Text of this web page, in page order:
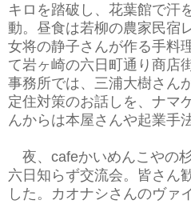
キロを踏破し、花葉館で汗
動。昼食は若柳の農家民宿
女将の静子さんが作る手料
て岩ヶ崎の六日町通り商店
事務所では、三浦大樹さん
定住対策のお話しを、ナマ
んからは本屋さんや起業手
夜、cafeかいめんこやの
六日知らず交流会。皆さん
した。カオナシさんのヴァ